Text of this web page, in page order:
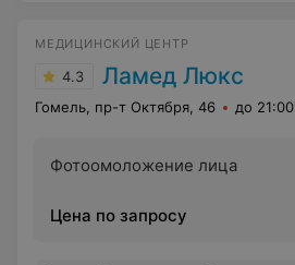
МЕДИЦИНСКИЙ ЦЕНТР
4.3 Ламед Люкс
Гомель, пр-т Октября, 46 до 21:00
Фотоомоложение лица
Цена по запросу